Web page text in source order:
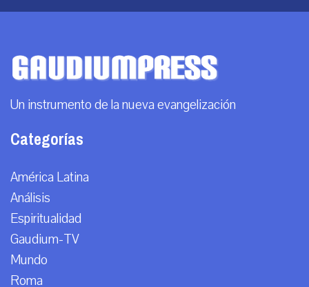
Un instrumento de la nueva evangelización
Categorías
América Latina
Análisis
Espiritualidad
Gaudium-TV
Mundo
Roma